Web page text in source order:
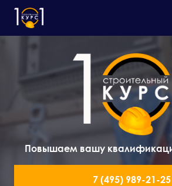
Повышаем вашу
7 (495) 989-21-25